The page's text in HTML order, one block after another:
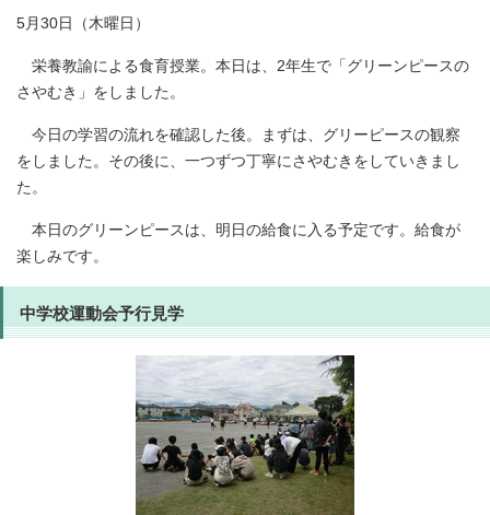
5月30日（木曜日）
栄養教諭による食育授業。本日は、2年生で「グリーンピースの
さやむき」をしました。
今日の学習の流れを確認した後。まずは、グリーピースの観察
をしました。その後に、一つずつ丁寧にさやむきをしていきまし
た。
本日のグリーンピースは、明日の給食に入る予定です。給食が
楽しみです。
中学校運動会予行見学